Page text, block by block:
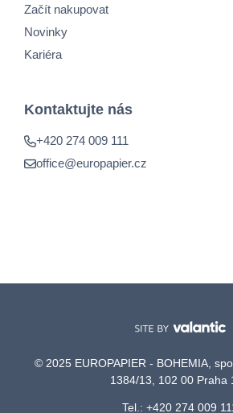
Začít nakupovat
Novinky
Kariéra
Kontaktujte nás
+420 274 009 111
office@europapier.cz
© 2025 EUROPAPIER - BOHEMIA,
1384/13, 102 00 Praha
Tel.: +420 274 009